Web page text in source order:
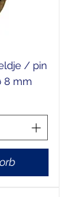
/ pin
8 mm